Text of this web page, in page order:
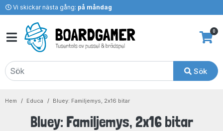
Vi skickar nästa gång: på måndag
Sök
0
Hem Educa Bluey: Familjemys, 2x16 bitar
Bluey: Familjemys, 2x16 bitar